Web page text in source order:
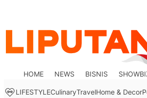
HOME NEWS BISNIS
LIFESTYLECulinaryTravelHome & Decor